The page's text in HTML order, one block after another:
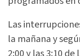
Las
la mañana y